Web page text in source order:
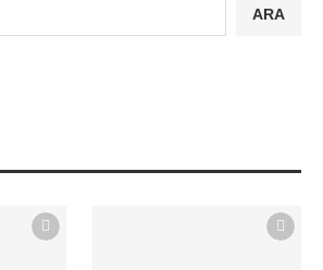
ARA